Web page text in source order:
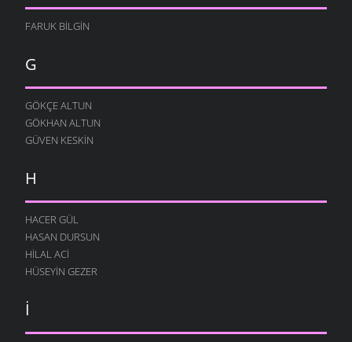
FARUK BILGIN
G
GÖKÇE ALTUN
GÖKHAN ALTUN
GÜVEN KESKIN
H
HACER GÜL
HASAN DURSUN
HILAL ACI
HÜSEYIN GEZER
İ